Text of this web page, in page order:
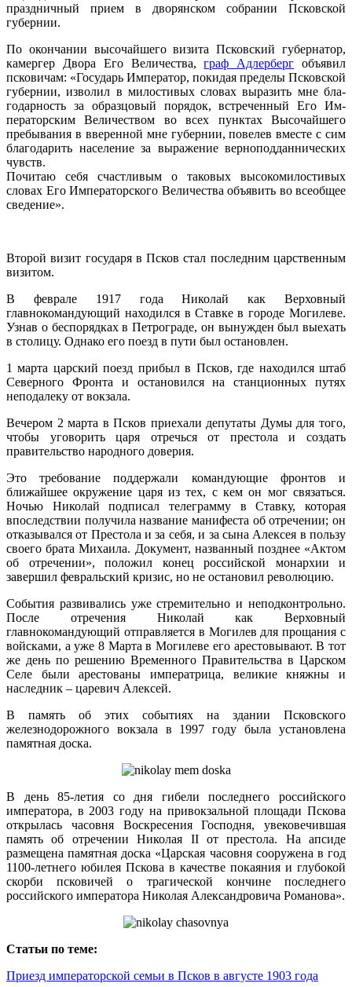
праздничный прием в дворянском собрании Псковской
губернии.
По окончании высочайшего визита Псковский губер­натор,
камергер Двора Его Величества,граф Адлерберг объявил
псковичам: «Государь Император, покидая пределы Псковской
гу­бернии, изволил в милостивых словах выразить мне бла­
годарность за образцовый порядок, встреченный Его Им­
ператорским Величеством во всех пунктах Высочайшего
пребывания в вверенной мне губернии, повелев вместе с сим
благодарить население за выражение верноподдан­нических
чувств.
Почитаю себя счастливым о таковых высокомилости­вых
словах Его Императорского Величества объявить во всеобщее
сведение».
Второй визит государя в Псков стал последним царственным
визитом.
В феврале 1917 года Николай как Верховный
главнокомандующий находился в Ставке в городе Могилеве.
Узнав о беспорядках в Петрограде, он вынужден был выехать
в столицу. Однако его поезд в пути был остановлен.
1 марта царский поезд прибыл в Псков, где находился штаб
Северного Фронта и остановился на станционных путях
неподалеку от вокзала.
Вечером 2 марта в Псков приехали депутаты Думы для того,
чтобы уговорить царя отречься от престола и создать
правительство народного доверия.
Это требование поддержали командующие фронтов и
ближайшее окружение царя из тех, с кем он мог связаться.
Ночью Николай подписал телеграмму в Ставку, которая
впоследствии получила название манифеста об отречении; он
отказывался от Престола и за себя, и за сына Алексея в пользу
своего брата Михаила. Документ, названный позднее «Актом
об отречении», положил конец российской монархии и
завершил февральский кризис, но не остановил революцию.
События развивались уже стремительно и неподконтрольно.
После отречения Николай как Верховный
главнокомандующий отправляется в Могилев для прощания с
войсками, а уже 8 Марта в Могилеве его арестовывают. В тот
же день по решению Временного Правительства в Царском
Селе были арестованы императрица, великие княжны и
наследник – царевич Алексей.
В память об этих событиях на здании Псковского
железнодорожного вокзала в 1997 году была установлена
памятная доска.
В день 85-летия со дня гибели последнего российского
императора, в 2003 году на привокзальной площади Пскова
открылась часовня Воскресения Господня, увековечившая
память об отречении Николая II от престола. На апсиде
размещена памятная доска «Царская часовня сооружена в год
1100-летнего юбилея Пскова в качестве покаяния и глубокой
скорби псковичей о трагической кончине последнего
российского императора Николая Александровича Романова».
Статьи по теме:
Приезд императорской семьи в Псков в августе 1903 года